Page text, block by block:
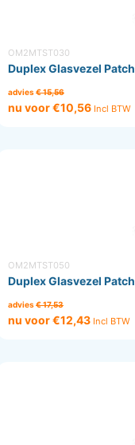
OM2MTST030
Duplex Glasvezel
advies€ 15,56
nu voor €10,56 Incl BTW
OM2MTST050
Duplex Glasvezel
advies€ 17,53
nu voor €12,43 Incl BTW